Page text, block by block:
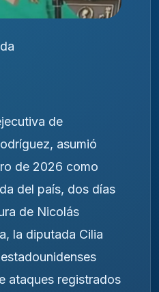
de
asumió
de 2026 como
del país, dos días
de Nicolás
la diputada Cilia
ataques registrados